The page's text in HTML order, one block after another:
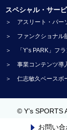
お問い合
スペシャル・サー
＞ アスリート・パー
＞ ファンクショナル
＞ 「Y’s PARK」フ
＞ 事業コンテンツ導
＞ 仁志敏久ベースボ
© Y’s SPORTS